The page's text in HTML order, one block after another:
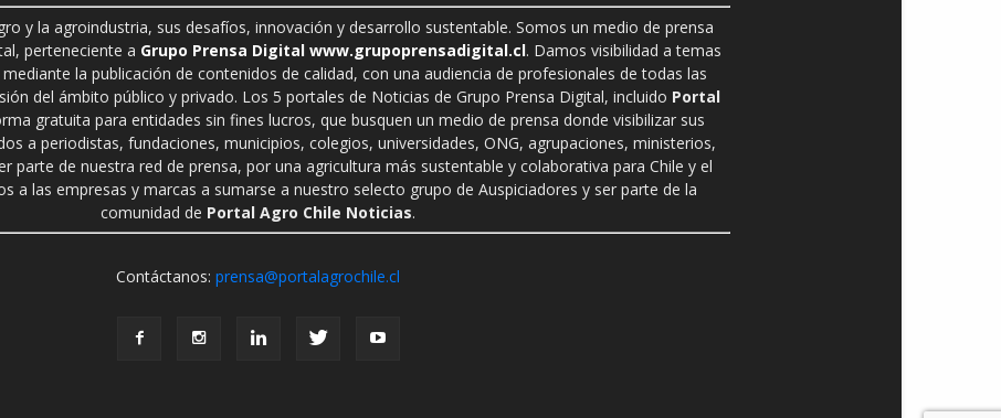
y la agroindustria, sus desafíos, innovación y desarrollo sustentable. Somos un medio de prensa
perteneciente a Grupo Prensa Digital www.grupoprensadigital.cl. Damos visibilidad a temas
la publicación de contenidos de calidad, con una audiencia de profesionales de todas las
del ámbito público y privado. Los 5 portales de Noticias de Grupo Prensa Digital, incluido Portal
gratuita para entidades sin fines lucros, que busquen un medio de prensa donde visibilizar sus
a periodistas, fundaciones, municipios, colegios, universidades, ONG, agrupaciones, ministerios,
parte de nuestra red de prensa, por una agricultura más sustentable y colaborativa para Chile y el
a las empresas y marcas a sumarse a nuestro selecto grupo de Auspiciadores y ser parte de la
comunidad de Portal Agro Chile Noticias.
Contáctanos:prensa@portalagrochile.cl